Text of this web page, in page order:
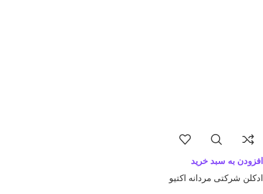
افزودن به سبد خرید
ادکلن شرکتی مردانه اکتیو